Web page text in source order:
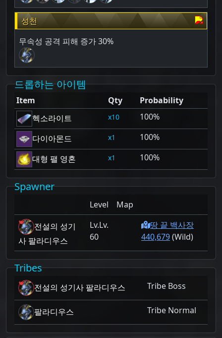
성천
무속성 공격 피해 증가 30%
드롭하는 아이템
Item Qty
Probability
헥소라이트
10
100%
다이아몬드
1
100%
대형 팰 영혼
1 100%
Spawner
Level
Map
전설의 성기
사 팔라디우스
Lv.
60
땅 끝 백사장
440,679(Wild)
Tribes
전설의 성기사 팔라디우스 Tribe Boss
팔라디우스 Tribe Normal